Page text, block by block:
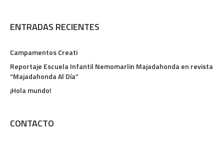
ENTRADAS RECIENTES
Campamentos Creati
Reportaje Escuela Infantil Nemomarlin Majadahonda en revista
“Majadahonda Al Día”
¡Hola mundo!
CONTACTO